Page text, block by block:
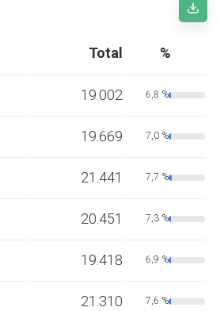
Total %
19.002 6,8 %
19.669 7,0 %
21.441 7,7 %
20.451 7,3 %
19.418 6,9 %
21.310 7,6 %